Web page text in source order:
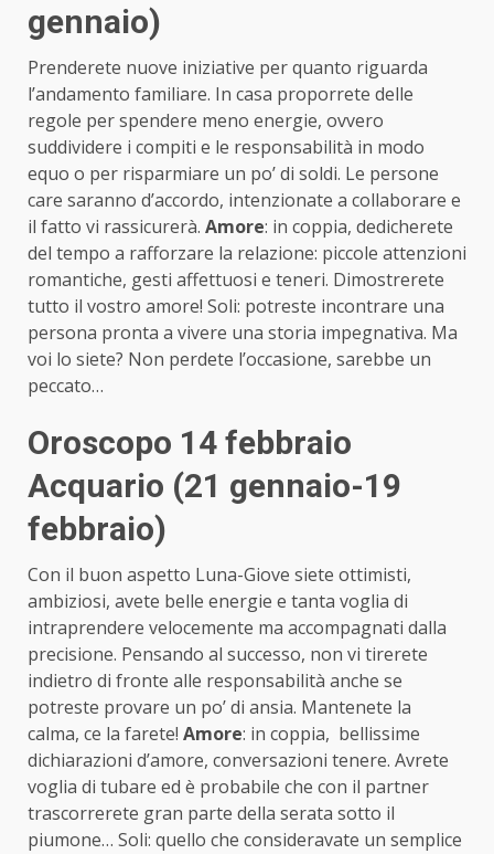
gennaio)
Prenderete nuove iniziative per quanto riguarda
l’andamento familiare. In casa proporrete delle
regole per spendere meno energie, ovvero
suddividere i compiti e le responsabilità in modo
equo o per risparmiare un po’ di soldi. Le persone
care saranno d’accordo, intenzionate a collaborare e
il fatto vi rassicurerà. Amore: in coppia, dedicherete
del tempo a rafforzare la relazione: piccole attenzioni
romantiche, gesti affettuosi e teneri. Dimostrerete
tutto il vostro amore! Soli: potreste incontrare una
persona pronta a vivere una storia impegnativa. Ma
voi lo siete? Non perdete l’occasione, sarebbe un
peccato…
Oroscopo 14 febbraio
Acquario (21 gennaio-19
febbraio)
Con il buon aspetto Luna-Giove siete ottimisti,
ambiziosi, avete belle energie e tanta voglia di
intraprendere velocemente ma accompagnati dalla
precisione. Pensando al successo, non vi tirerete
indietro di fronte alle responsabilità anche se
potreste provare un po’ di ansia. Mantenete la
calma, ce la farete! Amore: in coppia, bellissime
dichiarazioni d’amore, conversazioni tenere. Avrete
voglia di tubare ed è probabile che con il partner
trascorrerete gran parte della serata sotto il
piumone… Soli: quello che consideravate un semplice